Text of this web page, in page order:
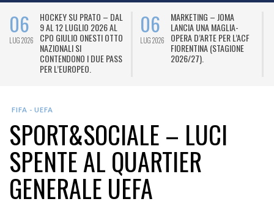
06
LUG 2026
HOCKEY SU PRATO – DAL
9 AL 12 LUGLIO 2026 AL
CPO GIULIO ONESTI OTTO
NAZIONALI SI
CONTENDONO I DUE PASS
PER L’EUROPEO.
06
LUG 2026
MARKETING – JOMA
LANCIA UNA MAGLIA-
OPERA D’ARTE PER L’ACF
FIORENTINA (STAGIONE
2026/27).
FIFA - UEFA
SPORT&SOCIALE – LUCI
SPENTE AL QUARTIER
GENERALE UEFA